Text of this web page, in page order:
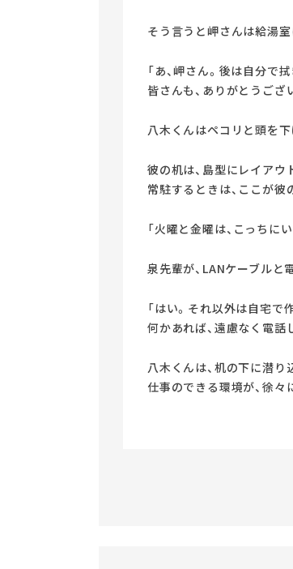
そう言うと岬さんは給湯室
「あ、岬さん。後は自分で
皆さんも、ありがとうござ
八木くんはペコリと頭を下
彼の机は、島型にレイアウ
常駐するときは、ここが彼
「火曜と金曜は、こっちに
泉先輩が、LANケーブルと
「はい。それ以外は自宅で
何かあれば、遠慮なく電話
八木くんは、机の下に潜り
仕事のできる環境が、徐々